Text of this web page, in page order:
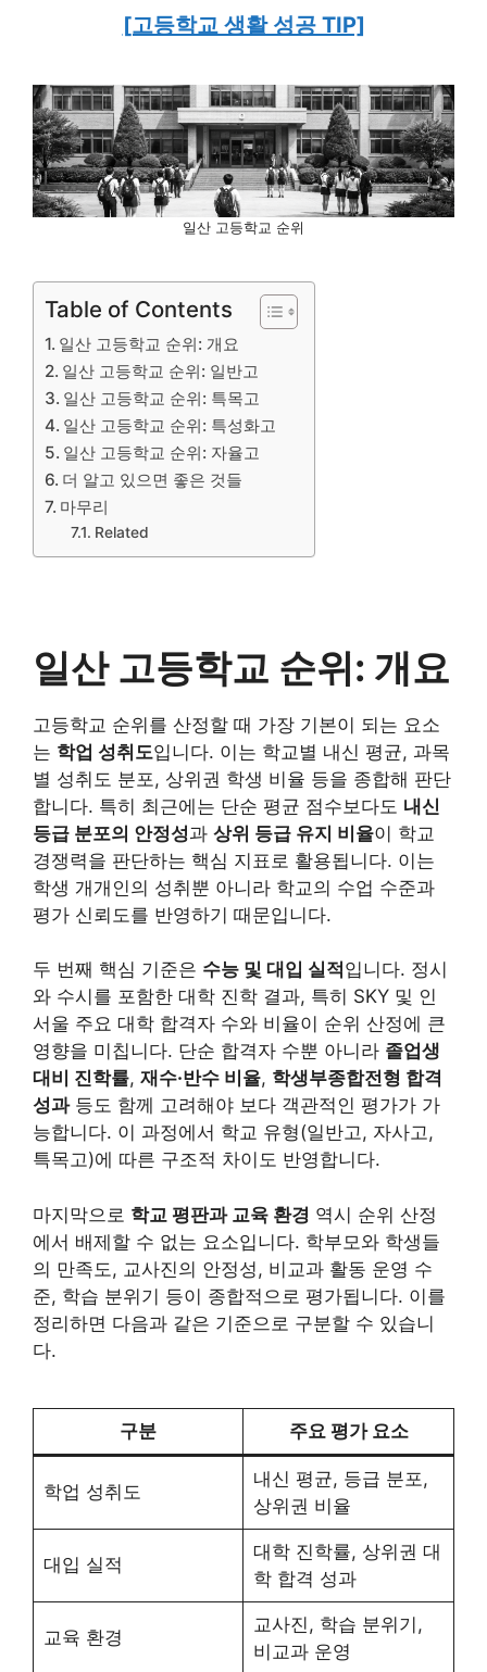
[고등학교 생활 성공 TIP]
일산 고등학교 순위
Table of Contents
일산 고등학교 순위: 개요
일산 고등학교 순위: 일반고
일산 고등학교 순위: 특목고
일산 고등학교 순위: 특성화고
일산 고등학교 순위: 자율고
더 알고 있으면 좋은 것들
마무리
Related
일산 고등학교 순위: 개요
고등학교 순위를 산정할 때 가장 기본이 되는 요소
는 학업 성취도입니다. 이는 학교별 내신 평균, 과목
별 성취도 분포, 상위권 학생 비율 등을 종합해 판단
합니다. 특히 최근에는 단순 평균 점수보다도 내신
등급 분포의 안정성과 상위 등급 유지 비율이 학교
경쟁력을 판단하는 핵심 지표로 활용됩니다. 이는
학생 개개인의 성취뿐 아니라 학교의 수업 수준과
평가 신뢰도를 반영하기 때문입니다.
두 번째 핵심 기준은 수능 및 대입 실적 입니다. 정시
와 수시를 포함한 대학 진학 결과, 특히 SKY 및 인
서울 주요 대학 합격자 수와 비율이 순위 산정에 큰
영향을 미칩니다. 단순 합격자 수뿐 아니라 졸업생
대비 진학률, 재수·반수 비율, 학생부종합전형 합격
성과등도 함께 고려해야 보다 객관적인 평가가 가
능합니다. 이 과정에서 학교 유형(일반고, 자사고,
특목고)에 따른 구조적 차이도 반영합니다.
마지막으로 학교 평판과 교육 환경 역시 순위 산정
에서 배제할 수 없는 요소입니다. 학부모와 학생들
의 만족도, 교사진의 안정성, 비교과 활동 운영 수
준, 학습 분위기 등이 종합적으로 평가됩니다. 이를
정리하면 다음과 같은 기준으로 구분할 수 있습니
다.
구분 주요 평가 요소
학업 성취도
내신 평균, 등급 분포,
상위권 비율
대입 실적
대학 진학률, 상위권 대
학 합격 성과
교육 환경
교사진, 학습 분위기,
비교과 운영